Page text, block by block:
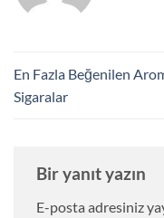
En Fazla Beğenilen
Sigaralar
Bir yanıt yazın
E-posta adresiniz